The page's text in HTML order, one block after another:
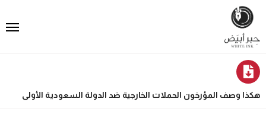
هكذا وصف المؤرخون الحملات الخارجية ضد الدولة السعودية الأولى